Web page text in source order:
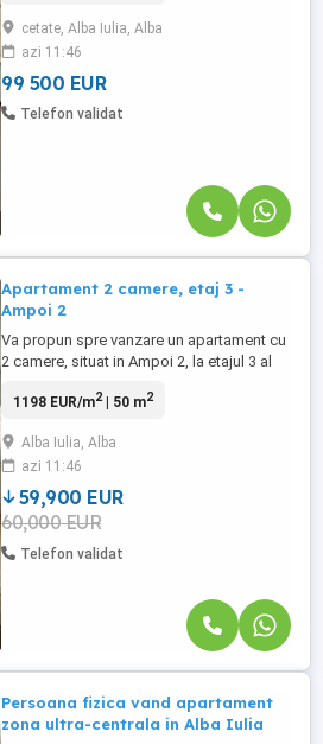
open space cu bucatarie, 2 dormitoare, 2
bai si hol. Dispune de loc de parcare.
Proprietatea ...
cetate, Alba Iulia, Alba
azi 11:46
99 500 EUR
Telefon validat
Apartament 2 camere, etaj 3 -
Ampoi 2
Va propun spre vanzare un apartament cu
2 camere, situat in Ampoi 2, la etajul 3 al
Apartamentul are o suprafata utila de
compartimentare practica si luminoasa.
Compartimentare: Living, dormitor,
bucatarie, baie, hol si balcon inchis.
Acesta ...
1198 EUR/m2| 50 m2
Alba Iulia, Alba
azi 11:46
59,900 EUR
60,000 EUR
Telefon validat
Persoana fizica vand apartament
zona ultra-centrala in Alba Iulia